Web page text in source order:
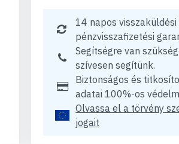
14 napos visszaküldési
pénzvisszafizetési
Segítségre van
szívesen segítünk.
Biztonságos és
adatai 100%-os
Olvassa el a törvény
jogait